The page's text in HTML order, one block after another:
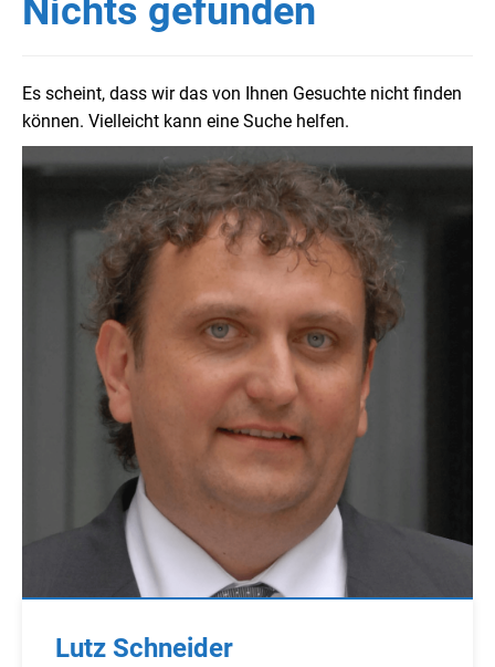
Nichts gefunden
Es scheint, dass wir das von Ihnen Gesuchte nicht finden
können. Vielleicht kann eine Suche helfen.
Lutz Schneider